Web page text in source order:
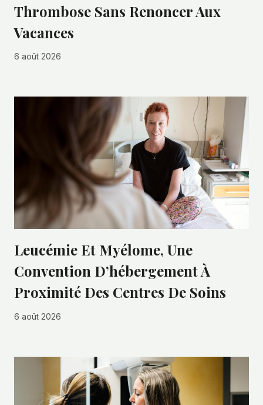
Thrombose Sans Renoncer Aux
Vacances
6 août 2026
Leucémie Et Myélome, Une
Convention D’hébergement À
Proximité Des Centres De Soins
6 août 2026